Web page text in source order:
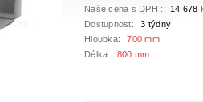
Naše cena s DPH :
14.678
Dostupnost:
3 týdny
Hloubka:
700 mm
Délka:
800 mm